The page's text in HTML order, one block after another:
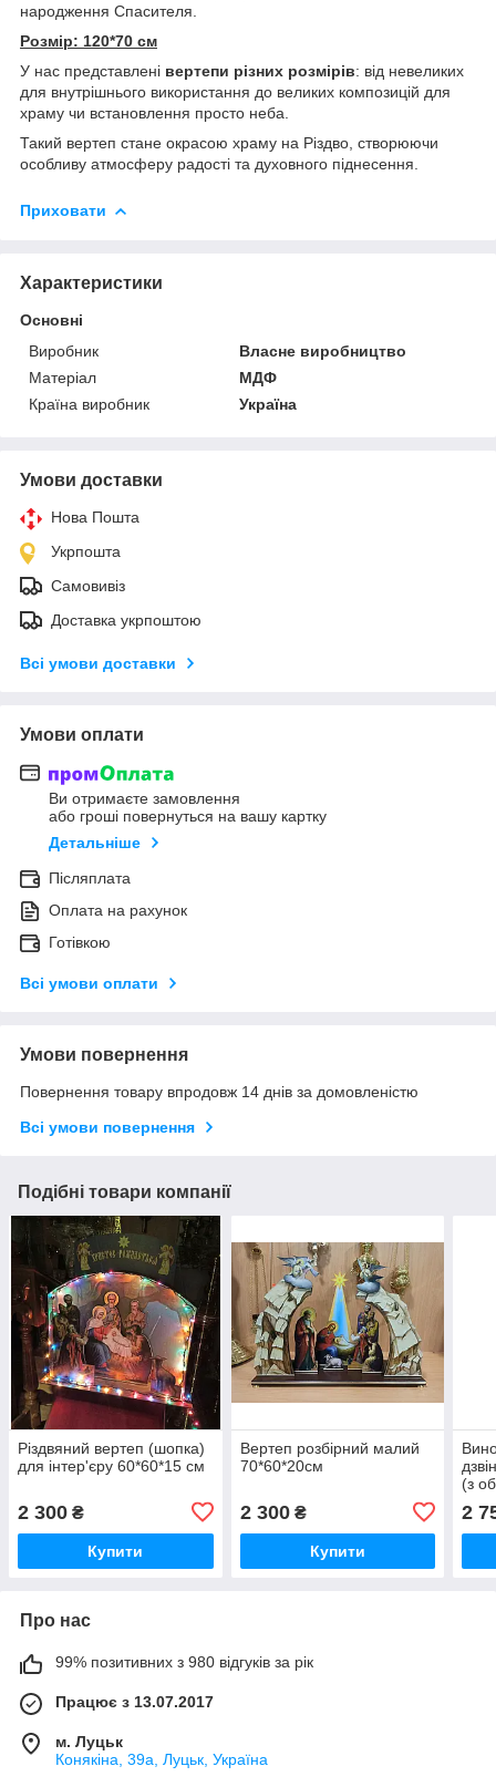
народження Спасителя.
Розмір: 120*70 см
У нас представлені вертепи різних розмірів: від невеликих
для внутрішнього використання до великих композицій для
храму чи встановлення просто неба.
Такий вертеп стане окрасою храму на Різдво, створюючи
особливу атмосферу радості та духовного піднесення.
Приховати
Характеристики
Основні
Виробник
Власне виробництво
Матеріал
МДФ
Країна виробник
Україна
Умови доставки
Нова Пошта
Укрпошта
Самовивіз
Доставка укрпоштою
Всі умови доставки
Умови оплати
Ви отримаєте замовлення
або гроші повернуться на вашу картку
Детальніше
Післяплата
Оплата на рахунок
Готівкою
Всі умови оплати
Умови повернення
Повернення товару впродовж 14 днів за домовленістю
Всі умови повернення
Подібні товари компанії
Різдвяний вертеп (шопка)
для інтер'єру 60*60*15 см
2 300 ₴
Купити
Вертеп розбірний малий
70*60*20см
2 300₴
Купити
(з
2
Про нас
99% позитивних з 980 відгуків за рік
Працює з 13.07.2017
м. Луцьк
Конякіна, 39а, Луцьк, Україна